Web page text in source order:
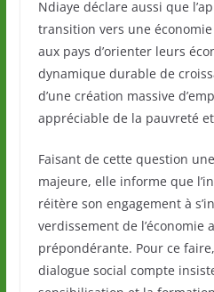
Ndiaye déclare aussi que
transition vers une
aux pays d’orienter leurs
dynamique durable de
d’une création massive
appréciable de la pauvreté
Faisant de cette question
majeure, elle informe que
réitère son engagement à
verdissement de l’économie
prépondérante. Pour ce
dialogue social compte